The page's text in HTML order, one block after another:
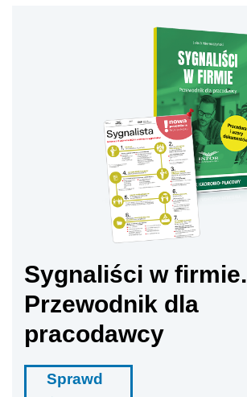
Sygnaliści w firmie.
Przewodnik dla
pracodawcy
Sprawd